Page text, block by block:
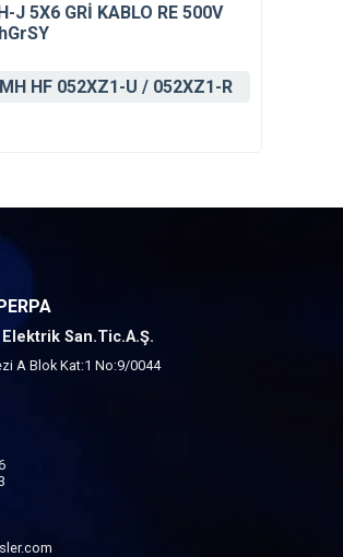
J 5X6 GRİ KABLO RE 500V
HF 052XZ1-U / 052XZ1-R
San.Tic.A.Ş.
A Blok Kat:1 No:9/0044